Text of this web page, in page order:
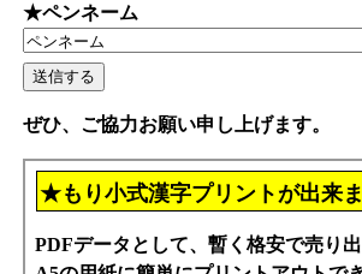
★ペンネーム
ぜひ、ご協力お願い申し上げます。